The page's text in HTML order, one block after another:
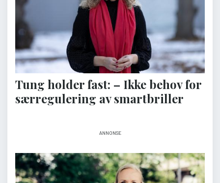
Tung holder fast: – Ikke behov for
særregulering av smartbriller